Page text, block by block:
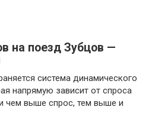
на поезд Зубцов —
система динамического
напрямую зависит от спроса
чем выше спрос, тем выше и